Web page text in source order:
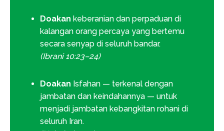
Doakan keberanian dan perpaduan di
kalangan orang percaya yang bertemu
secara senyap di seluruh bandar.
(Ibrani 10:23–24)
Doakan Isfahan — terkenal dengan
jambatan dan keindahannya — untuk
menjadi jambatan kebangkitan rohani di
seluruh Iran.